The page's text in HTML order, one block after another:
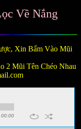
Về Nắng
Xin Bấm Vào Mũi
2 Mũi Tên Chéo Nhau
00:00